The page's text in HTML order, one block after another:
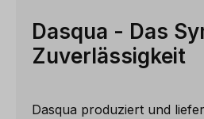
Dasqua - Das
Zuverlässigkeit
Dasqua produziert und